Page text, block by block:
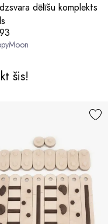
dēlīšu komplekts
šis!